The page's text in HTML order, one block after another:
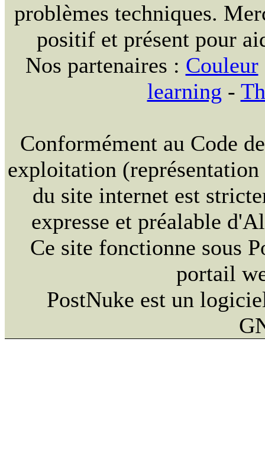
problèmes techniques.
positif et présent pour
Nos partenaires : Couleur
learning -
Conformément au Code
exploitation
du site internet est
expresse et préalable
Ce site fonctionne sous
portail
PostNuke est un